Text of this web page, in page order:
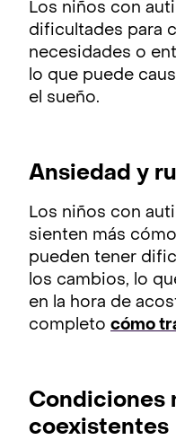
Los niños con
dificultades para
necesidades o
lo que puede
el sueño.
Ansiedad y
Los niños con
sienten más
pueden tener
los cambios, lo
en la hora de
completo cómo
Condiciones
coexistentes